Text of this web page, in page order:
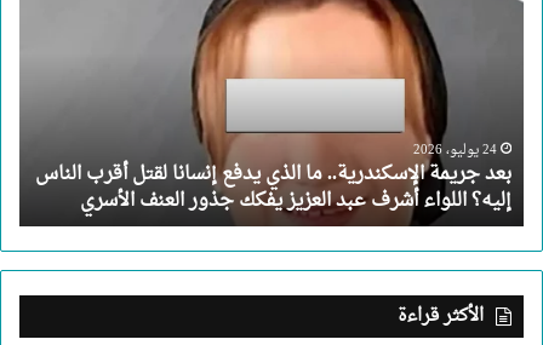
لقتل
أقرب
الناس
إليه؟
اللواء
أشرف
عبد
العزيز
24 يوليو، 2026
بعد جريمة الإسكندرية.. ما الذي يدفع إنسانا لقتل أقرب الناس
إليه؟ اللواء أشرف عبد العزيز يفكك جذور العنف الأسري
الأكثر قراءة